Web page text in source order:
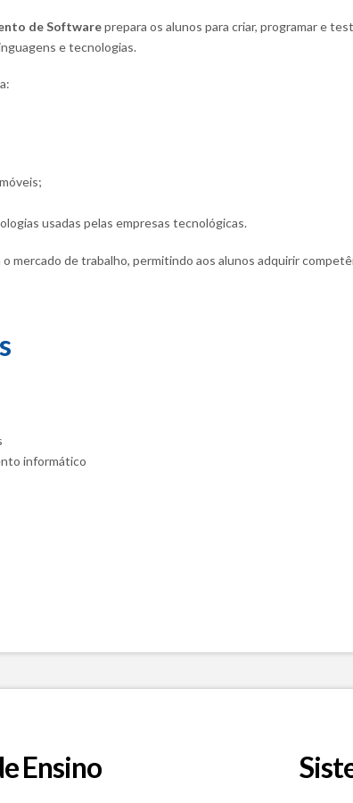
de Softwareprepara os alunos para criar, programar e
e tecnologias.
usadas pelas empresas tecnológicas.
mercado de trabalho, permitindo aos alunos adquirir
informático
Ensino